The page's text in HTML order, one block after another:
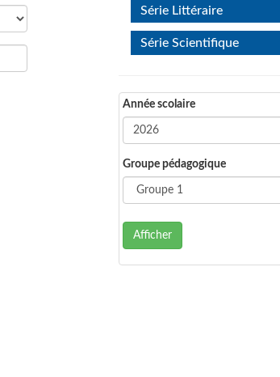
Série Littéraire
Série Scientifique
Année scolaire
Groupe pédagogique
Afficher